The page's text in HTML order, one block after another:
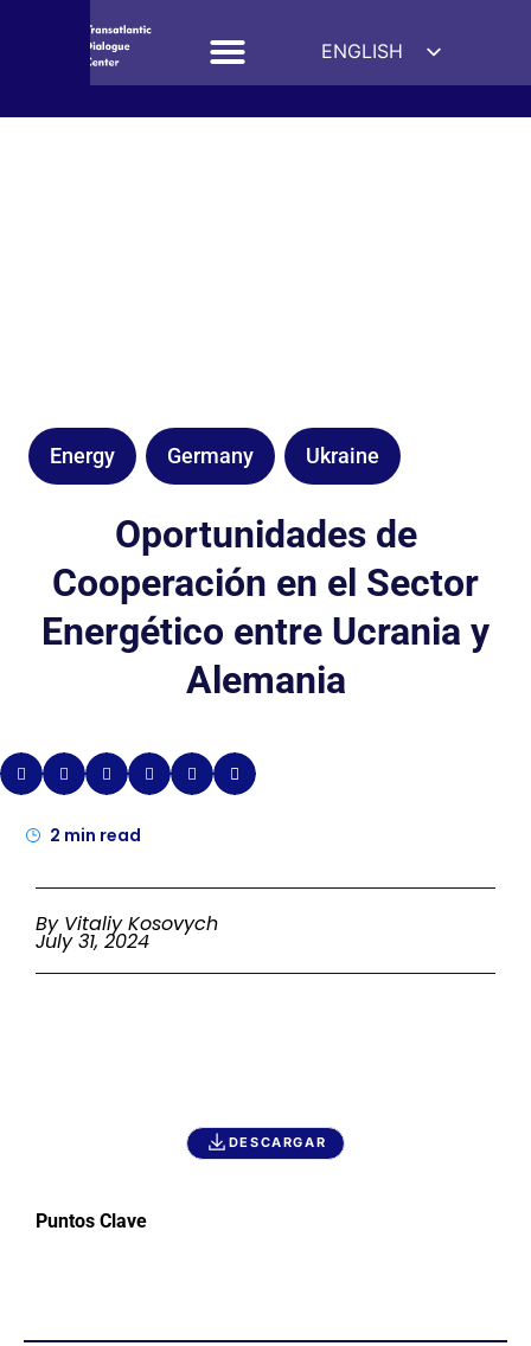
ENGLISH
ESPAÑOL
Energy Germany Ukraine
Oportunidades de
Cooperación en el Sector
Energético entre Ucrania y
Alemania
2 min read
By Vitaliy Kosovych
July 31, 2024
DESCARGAR
Puntos Clave